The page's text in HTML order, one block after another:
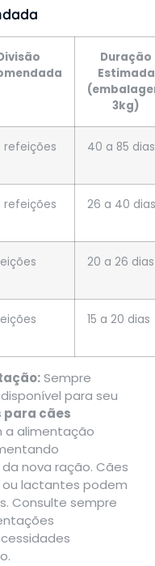
Duração
Estimada
3kg)
refeições 40 a 85 dias
refeições 26 a 40 dias
20 a 26 dias
15 a 20 dias
Sempre
para seu
para cães
a alimentação
nova ração. Cães
lactantes podem
Consulte sempre